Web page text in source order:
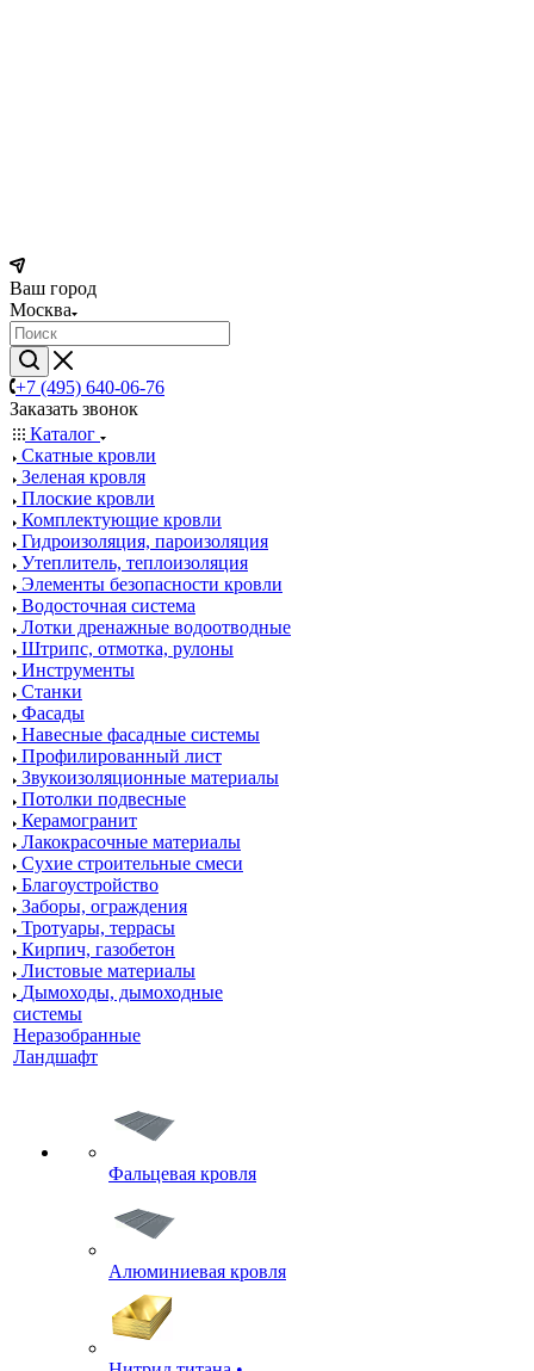
Ваш город
Москва
+7 (495) 640-06-76
Заказать звонок
Каталог
Скатные кровли
Зеленая кровля
Плоские кровли
Комплектующие кровли
Гидроизоляция, пароизоляция
Утеплитель, теплоизоляция
Элементы безопасности кровли
Водосточная система
Лотки дренажные водоотводные
Штрипс, отмотка, рулоны
Инструменты
Станки
Фасады
Навесные фасадные системы
Профилированный лист
Звукоизоляционные материалы
Потолки подвесные
Керамогранит
Лакокрасочные материалы
Сухие строительные смеси
Благоустройство
Заборы, ограждения
Тротуары, террасы
Кирпич, газобетон
Листовые материалы
Дымоходы, дымоходные
системы
Неразобранные
Ландшафт
Фальцевая кровля
Алюминиевая кровля